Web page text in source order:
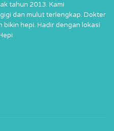
tahun 2013. Kami
dan mulut terlengkap. Dokter
hepi. Hadir dengan lokasi